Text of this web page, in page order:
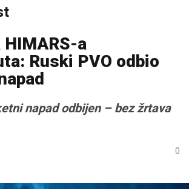
a
Ruski PVO odbio
napad odbijen – bez žrtava
0